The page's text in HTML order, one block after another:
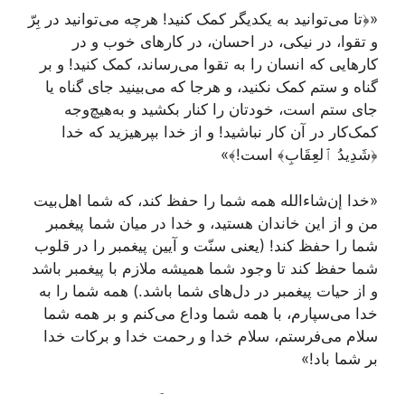
«﴿تا می‌توانید به یکدیگر کمک کنید! هرچه می‌توانید در بِرّ
و تقوا، در نیکی، در احسان، در کارهای خوب و در
کارهایی که انسان را به تقوا می‌رساند، کمک کنید! و بر
گناه و ستم کمک نکنید، و هرجا که می‌بینید جای گناه یا
جای ستم است، خودتان را کنار بکشید و به‌هیچ‌وجه
کمک‌کار در آن کار نباشید! و از خدا بپرهیزید که خدا
﴿شَدِيدُ ٱلعِقَابِ﴾ است!﴾»
«خدا إن‌شاءالله همه شما را حفظ کند، که شما اهل‌بیت
من و از این خاندان هستید، و خدا در میان شما پیغمبر
شما را حفظ کند! (یعنی سنّت و آیین پیغمبر را در قلوب
شما حفظ کند تا وجود شما همیشه ملازم با پیغمبر باشد
و از حیات پیغمبر در دل‌های شما باشد.) همه شما را به
خدا می‌سپارم، با همه شما وداع می‌کنم و بر همه شما
سلام می‌فرستم، سلام خدا و رحمت خدا و برکات خدا
بر شما باد!»